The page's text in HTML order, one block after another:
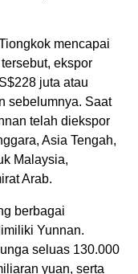
mencapai
ekspor
juta atau
sebelumnya. Saat
telah diekspor
Asia Tengah,
Malaysia,
Arab.
berbagai
Yunnan.
seluas 130.000
yuan, serta